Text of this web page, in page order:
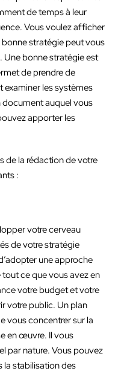
de temps à leur
Vous voulez afficher
stratégie peut vous
Une bonne stratégie est
de prendre de
examiner les systèmes
document auquel vous
apporter les
de la rédaction de votre
:
votre cerveau
de votre stratégie
une approche
ce que vous avez en
votre budget et votre
votre public. Un plan
vous concentrer sur la
en œuvre. Il vous
par nature. Vous pouvez
la stabilisation des